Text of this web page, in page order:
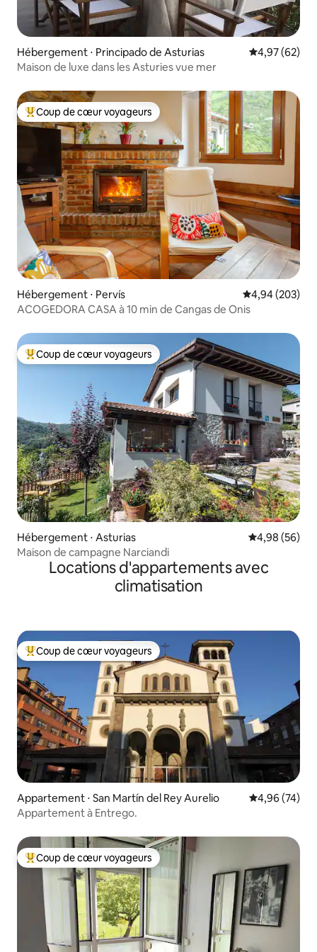
Hébergement ⋅ Principado de Asturias Évaluation
4,97 (62)
Maison de luxe dans les Asturies vue mer
Coups de cœur voyageurs les plus appréciés
Coup de cœur voyageurs
Hébergement ⋅ Pervís Évaluation
4,94 (203)
ACOGEDORA CASA à 10 min de Cangas de Onis
Coups de cœur voyageurs les plus appréciés
Coup de cœur voyageurs
Hébergement ⋅ Asturias Évaluation
4,98 (56)
Maison de campagne Narciandi
Locations d'appartements avec
climatisation
Coups de cœur voyageurs les plus appréciés
Coup de cœur voyageurs
Appartement ⋅ San Martín del Rey Aurelio Évaluation
4,96 (74)
Appartement à Entrego.
Coups de cœur voyageurs les plus appréciés
Coup de cœur voyageurs